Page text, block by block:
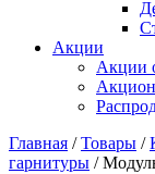
Акции
Акции
Главная /Товары /
гарнитуры /